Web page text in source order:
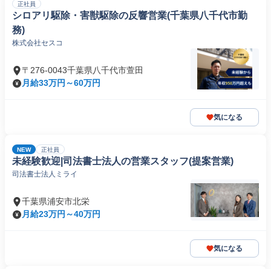
正社員
シロアリ駆除・害獣駆除の反響営業(千葉県八千代市勤
務)
株式会社セスコ
〒276-0043千葉県八千代市萱田
月給33万円～60万円
気になる
NEW 正社員
未経験歓迎|司法書士法人の営業スタッフ(提案営業)
司法書士法人ミライ
千葉県浦安市北栄
月給23万円～40万円
気になる